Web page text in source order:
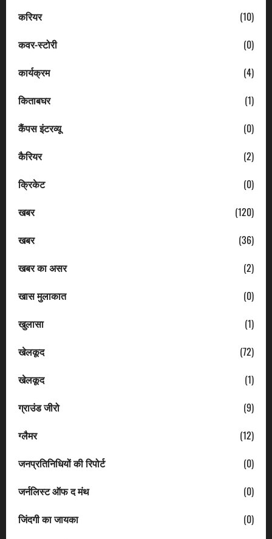
करियर
(10)
कवर-स्टोरी
(0)
कार्यक्रम
(4)
किताबघर
(1)
कैंपस इंटरव्यू
(0)
कैरियर
(2)
क्रिकेट
(0)
खबर
(120)
खबर
(36)
खबर का असर
(2)
खास मुलाकात
(0)
खुलासा
(1)
खेलकूद
(72)
खेलकूद
(1)
ग्राउंड जीरो
(9)
ग्लैमर
(12)
जनप्रतिनिधियों की रिपोर्ट
(0)
जर्नलिस्ट ऑफ द मंथ
(0)
जिंदगी का जायका
(0)